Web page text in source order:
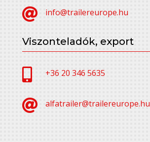
 info@trailereurope.hu
Viszonteladók, export
 +36 20 346 5635
 alfatrailer@trailereurope.hu